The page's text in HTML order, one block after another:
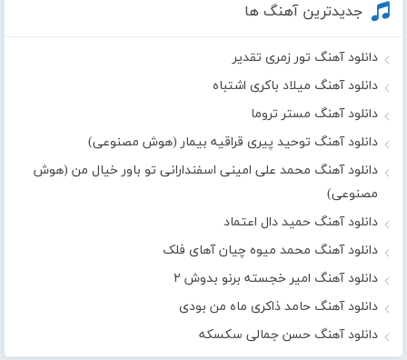
جدیدترین آهنگ ها
دانلود آهنگ تور زمری تقدیر
دانلود آهنگ میلاد باکری اشتباه
دانلود آهنگ مستر تروما
دانلود آهنگ توحید پیری قراقیه بیمار (هوش مصنوعی)
دانلود آهنگ محمد علی امینی اسفندارانی تو باور خیال من (هوش
مصنوعی)
دانلود آهنگ حمید دال اعتماد
دانلود آهنگ محمد میوه چیان آهای فلک
دانلود آهنگ امیر خجسته برنو بدوش ۲
دانلود آهنگ حامد ذاکری ماه من بودی
دانلود آهنگ حسن جمالی سکسکه